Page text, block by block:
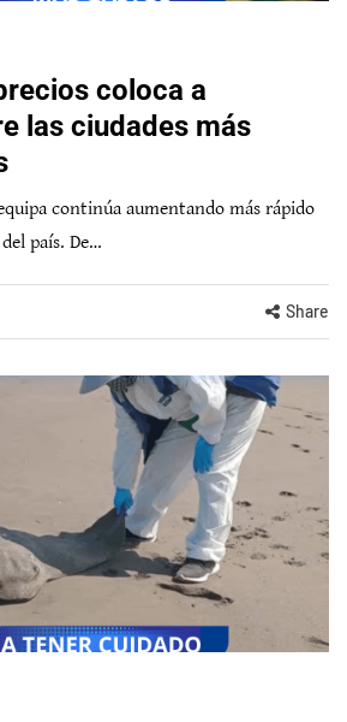
coloca a
las ciudades más
continúa aumentando más rápido
país. De…
Share